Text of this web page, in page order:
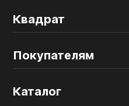
Квадрат
Покупателям
Каталог